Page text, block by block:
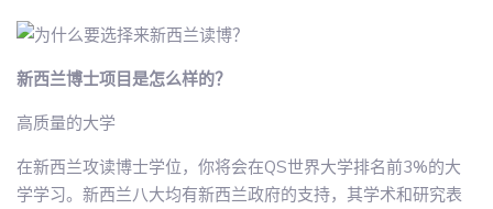
新西兰博士项目是怎么样的？
高质量的大学
在新西兰攻读博士学位，你将会在QS世界大学排名前3%的大
学学习。新西兰八大均有新西兰政府的支持，其学术和研究表